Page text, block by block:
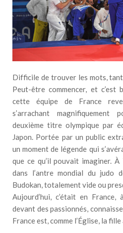
Difficile de trouver les mots,
Peut-être commencer, et
cette équipe de France
s’arrachant
deuxième titre olympique par
Japon. Portée par un public
un moment de légende qui
que ce qu’il pouvait imaginer. À
dans l’antre mondial du judo
Budokan, totalement vide ou
Aujourd’hui, c’était en France,
devant des passionnés,
France est, comme l’Église, la fille